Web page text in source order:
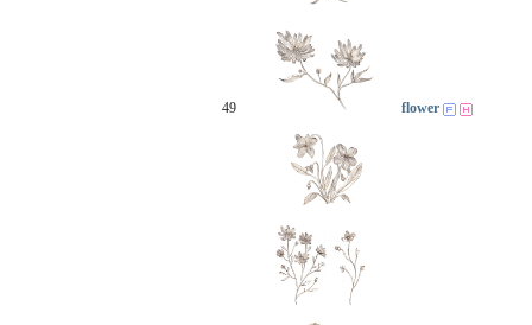
49 flower